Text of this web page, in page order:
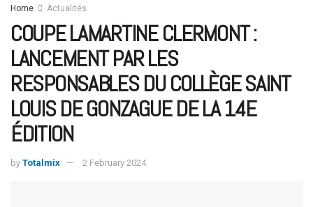
Home Actualités
COUPE LAMARTINE CLERMONT :
LANCEMENT PAR LES
RESPONSABLES DU COLLÈGE SAINT
LOUIS DE GONZAGUE DE LA 14E
ÉDITION
by Totalmix 2 February 2024